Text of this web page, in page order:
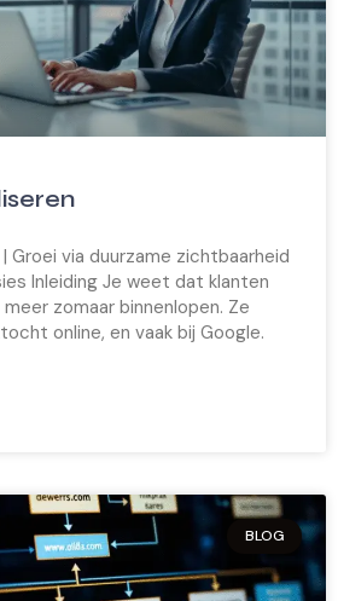
Groei via duurzame zichtbaarheid
Inleiding Je weet dat klanten
zomaar binnenlopen. Ze
online, en vaak bij Google.
BLOG